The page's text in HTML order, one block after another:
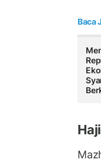
Baca